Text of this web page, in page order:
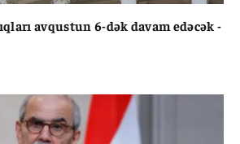
avqustun 6-dək davam edəcək -